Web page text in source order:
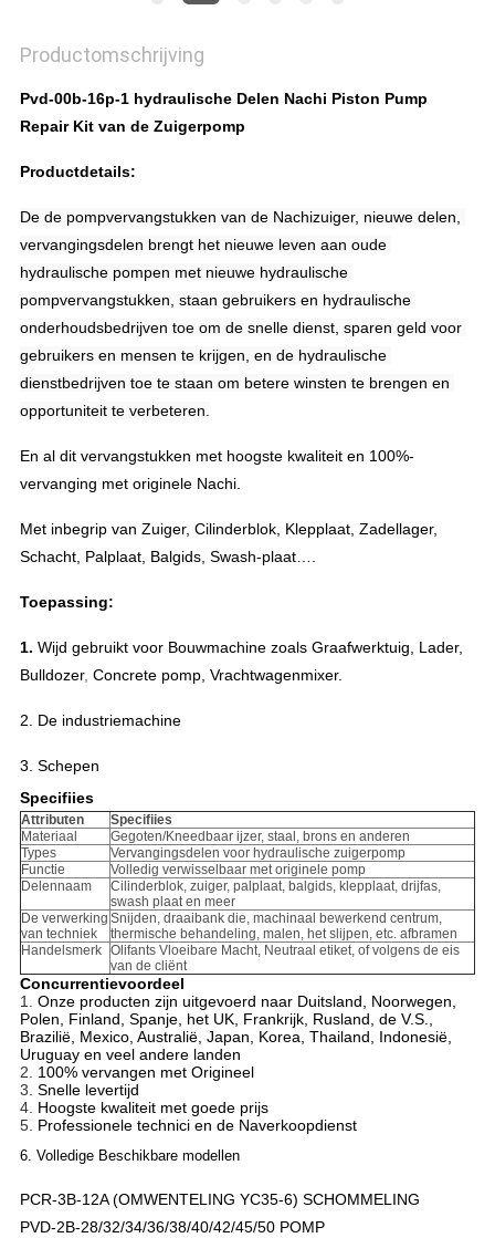
Productomschrijving
Pvd-00b-16p-1 hydraulische Delen Nachi Piston Pump
Repair Kit van de Zuigerpomp
Productdetails:
De de pompvervangstukken van de Nachizuiger, nieuwe delen,
vervangingsdelen brengt het nieuwe leven aan oude
hydraulische pompen met nieuwe hydraulische
pompvervangstukken, staan gebruikers en hydraulische
onderhoudsbedrijven toe om de snelle dienst, sparen geld voor
gebruikers en mensen te krijgen, en de hydraulische
dienstbedrijven toe te staan om betere winsten te brengen en
opportuniteit te verbeteren.
En al dit vervangstukken met hoogste kwaliteit en 100%-
vervanging met originele Nachi.
Met inbegrip van Zuiger, Cilinderblok, Klepplaat, Zadellager,
Schacht, Palplaat, Balgids, Swash-plaat….
Toepassing:
1. Wijd gebruikt voor Bouwmachine zoals Graafwerktuig, Lader,
Bulldozer, Concrete pomp, Vrachtwagenmixer.
2. De industriemachine
3. Schepen
Specifiies
Attributen
Specifiies
Materiaal
Gegoten/Kneedbaar ijzer, staal, brons en anderen
Types
Vervangingsdelen voor hydraulische zuigerpomp
Functie
Volledig verwisselbaar met originele pomp
Delennaam
Cilinderblok, zuiger, palplaat, balgids, klepplaat, drijfas,
swash plaat en meer
De verwerking
van techniek
Snijden, draaibank die, machinaal bewerkend centrum,
thermische behandeling, malen, het slijpen, etc. afbramen
Handelsmerk Olifants Vloeibare Macht, Neutraal etiket, of volgens de eis
van de cliënt
Concurrentievoordeel
1. Onze producten zijn uitgevoerd naar Duitsland, Noorwegen,
Polen, Finland, Spanje, het UK, Frankrijk, Rusland, de V.S.,
Brazilië, Mexico, Australië, Japan, Korea, Thailand, Indonesië,
Uruguay en veel andere landen
2. 100% vervangen met Origineel
3. Snelle levertijd
4. Hoogste kwaliteit met goede prijs
5. Professionele technici en de Naverkoopdienst
6. Volledige Beschikbare modellen
PCR-3B-12A (OMWENTELING YC35-6) SCHOMMELING
PVD-2B-28/32/34/36/38/40/42/45/50 POMP